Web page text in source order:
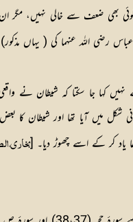
بھی ضعف سے خالی نہیں، مگر
عباس رضی اللہ عنہما کی ( یہاں
جا سکتا کہ شیطان نے واقعی
میں آیا تھا اور شیطان کا بعض
یاد کر کے اسے چھوڑ دیا۔ [بخاری،